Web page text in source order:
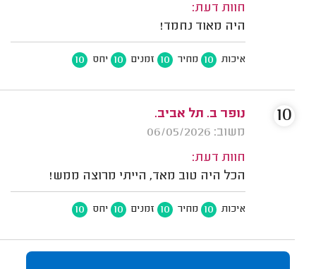
חוות דעת:
היה מאוד נחמד!
איכות 10 מחיר 10 זמנים 10 יחס 10
נופר ב. תל אביב.
משוב: 06/05/2026
חוות דעת:
הכל היה טוב מאד, הייתי מרוצה ממש!
איכות 10 מחיר 10 זמנים 10 יחס 10
10